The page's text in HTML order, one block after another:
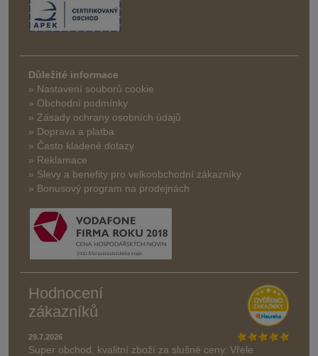
Důležité informace
» Nastavení souborů cookie
» Obchodní podmínky
» Zásady ochrany osobních údajů
» Doprava a platba
» Často kladené dotazy
» Reklamace
» Slevy a benefity pro velkoobchodní zákazníky
» Bonusový program na prodejnách
Hodnocení
zákazníků
29.7.2026
Super obchod, kvalitní zboží za slušné ceny. Vřele